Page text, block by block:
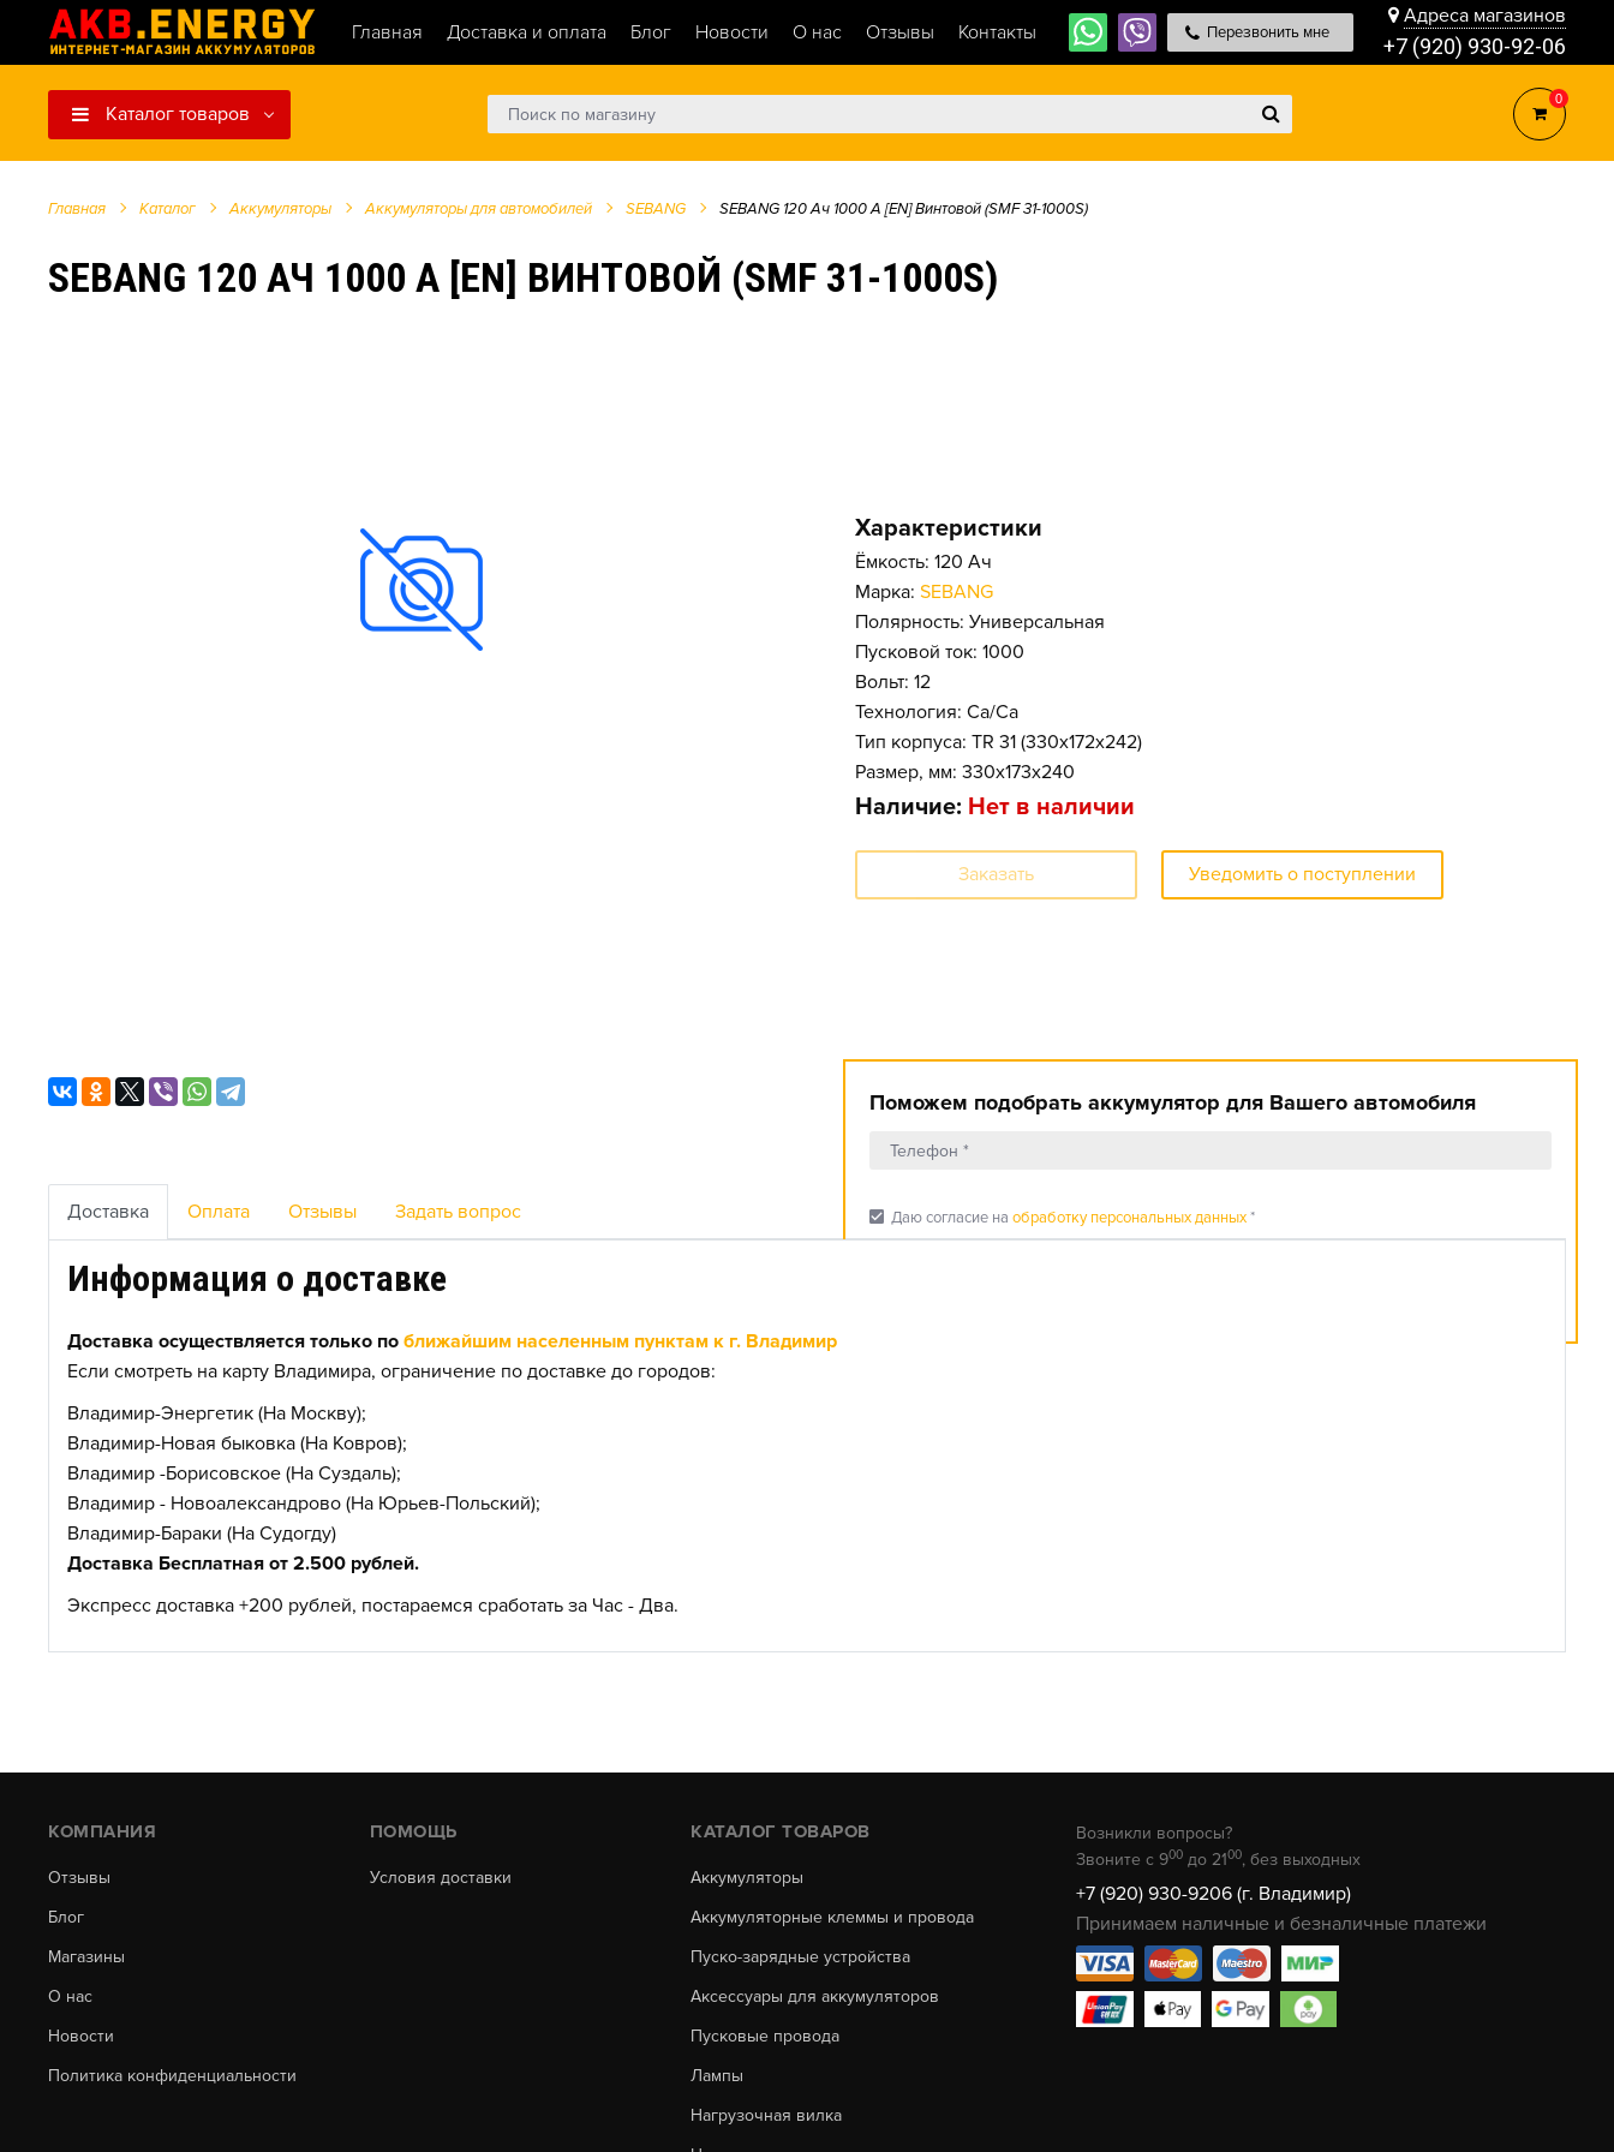
Главная Доставка и оплата Блог Новости О нас Отзывы Контакты Перезвонить мне
Адреса магазинов
+7 (920) 930-92-06
Каталог товаров
0
Главная Каталог Аккумуляторы Аккумуляторы для автомобилей SEBANG SEBANG 120 Ач 1000 А [EN] Винтовой (SMF 31-1000S)
SEBANG 120 АЧ 1000 А [EN] ВИНТОВОЙ (SMF 31-1000S)
Характеристики
Ёмкость: 120 Ач
Марка: SEBANG
Полярность: Универсальная
Пусковой ток: 1000
Вольт: 12
Технология: Ca/Ca
Тип корпуса: TR 31 (330x172x242)
Размер, мм: 330x173x240
Наличие: Нет в наличии
Заказать Уведомить о поступлении
Поможем подобрать аккумулятор для Вашего автомобиля
check_box Даю согласие на обработку персональных данных*
Доставка Оплата Отзывы Задать вопрос
Информация о доставке
Доставка осуществляется только по ближайшим населенным пунктам к г. Владимир
Если смотреть на карту Владимира, ограничение по доставке до городов:
Владимир-Энергетик (На Москву);
Владимир-Новая быковка (На Ковров);
Владимир -Борисовское (На Суздаль);
Владимир - Новоалександрово (На Юрьев-Польский);
Владимир-Бараки (На Судогду)
Доставка Бесплатная от 2.500 рублей.
Экспресс доставка +200 рублей, постараемся сработать за Час - Два.
КОМПАНИЯ
Отзывы
Блог
Магазины
О нас
Новости
Политика конфиденциальности
ПОМОЩЬ
Условия доставки
КАТАЛОГ ТОВАРОВ
Аккумуляторы
Аккумуляторные клеммы и провода
Пуско-зарядные устройства
Аксессуары для аккумуляторов
Пусковые провода
Лампы
Нагрузочная вилка
Возникли вопросы?
Звоните с 900 до 2100, без выходных
+7 (920) 930-9206 (г. Владимир)
Принимаем наличные и безналичные платежи